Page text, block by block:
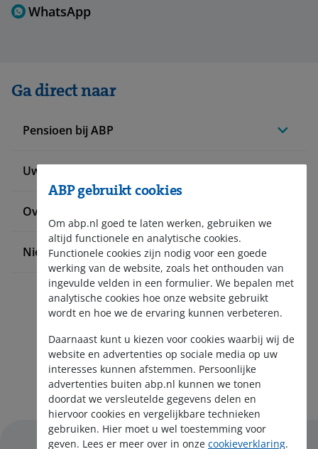
WhatsApp
Ga direct naar
Pensioen bij ABP
Uw situatie verandert
Over ABP
Nieuws en pers
Aanmelden nieuwsbrief
ABP gebruikt cookies
Om abp.nl goed te laten werken, gebruiken we
altijd functionele en analytische cookies.
Functionele cookies zijn nodig voor een goede
werking van de website, zoals het onthouden van
ingevulde velden in een formulier. We bepalen met
analytische cookies hoe onze website gebruikt
wordt en hoe we de ervaring kunnen verbeteren.
Daarnaast kunt u kiezen voor cookies waarbij wij de
website en advertenties op sociale media op uw
interesses kunnen afstemmen. Persoonlijke
advertenties buiten abp.nl kunnen we tonen
doordat we versleutelde gegevens delen en
hiervoor cookies en vergelijkbare technieken
gebruiken. Hier moet u wel toestemming voor
geven. Lees er meer over in onze cookieverklaring.